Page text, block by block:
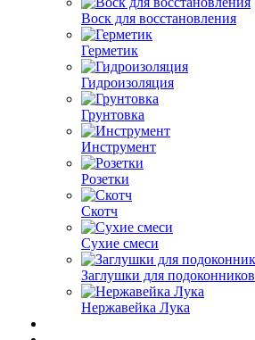
Воск для восстановления
Герметик
Гидроизоляция
Грунтовка
Инструмент
Розетки
Скотч
Сухие смеси
Заглушки для подоконников
Нержавейка Лука